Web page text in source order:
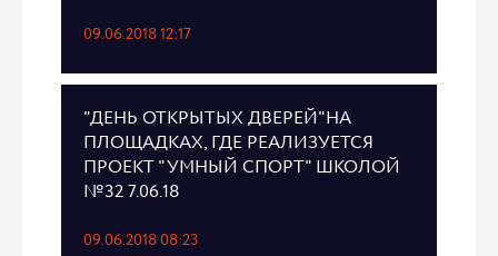
09.06.2018 12:17
"ДЕНЬ ОТКРЫТЫХ ДВЕРЕЙ"НА
ПЛОЩАДКАХ, ГДЕ РЕАЛИЗУЕТСЯ
ПРОЕКТ "УМНЫЙ СПОРТ" ШКОЛОЙ
№32 7.06.18
09.06.2018 08:23